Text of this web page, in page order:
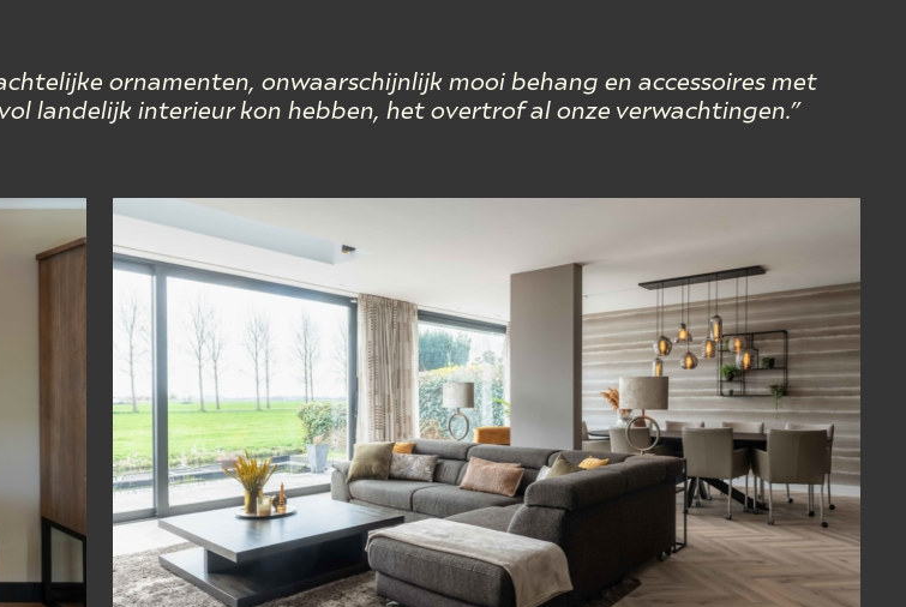
ornamenten, onwaarschijnlijk mooi behang en accessoires met
landelijk interieur kon hebben, het overtrof al onze verwachtingen.”